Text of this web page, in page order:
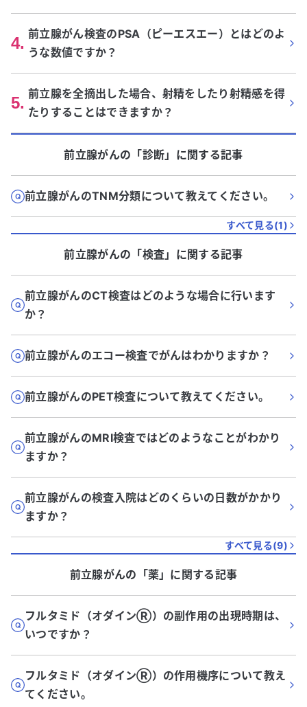
4. 前立腺がん検査のPSA（ピーエスエー）とはどのよ
うな数値ですか？
5. 前立腺を全摘出した場合、射精をしたり射精感を得
たりすることはできますか？
前立腺がんの「診断」に関する記事
前立腺がんのTNM分類について教えてください。
すべて見る(1)
前立腺がんの「検査」に関する記事
前立腺がんのCT検査はどのような場合に行います
か？
前立腺がんのエコー検査でがんはわかりますか？
前立腺がんのPET検査について教えてください。
前立腺がんのMRI検査ではどのようなことがわかり
ますか？
前立腺がんの検査入院はどのくらいの日数がかかり
ますか？
すべて見る(9)
前立腺がんの「薬」に関する記事
フルタミド（オダインⓇ）の副作用の出現時期は、
いつですか？
フルタミド（オダインⓇ）の作用機序について教え
てください。